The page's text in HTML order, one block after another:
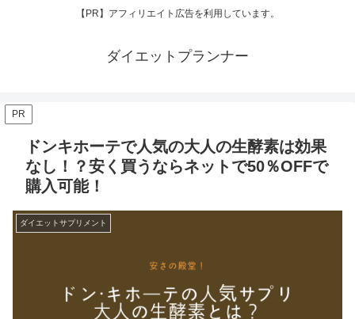
【PR】アフィリエイト広告を利用しています。
ダイエットプランナー
PR
ドンキホーテで人気の大人の生酵素は効果
なし！？安く買うならネットで50％OFFで
購入可能！
ダイエットサプリメント